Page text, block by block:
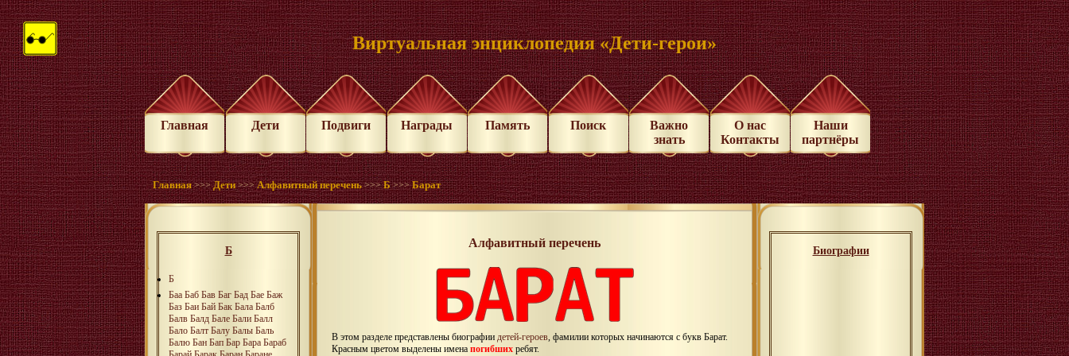
Виртуальная энциклопедия «Дети-герои»
Главная Дети Подвиги Награды Память Поиск
Важно
знать
О нас
Контакты
Наши
партнёры
Главная >>>Дети >>>Алфавитный перечень >>>Б >>>Барат
Б
Б
Баа Баб Бав Баг Бад Бае Баж
Баз Баи Бай Бак Бала Балб
Балв Балд Бале Бали Балл
Бало Балт Балу Балы Баль
Балю Бан Бап Бар Бара Бараб
Биографии
Алфавитный перечень
В этом разделе представлены биографии детей-героев , фамилии которых начинаются с букв Барат.
Красным цветом выделены имена погибших ребят.